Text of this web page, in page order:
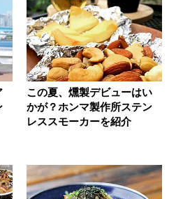
この夏、燻製デビューはい
かが？ホンマ製作所ステン
レススモーカーを紹介